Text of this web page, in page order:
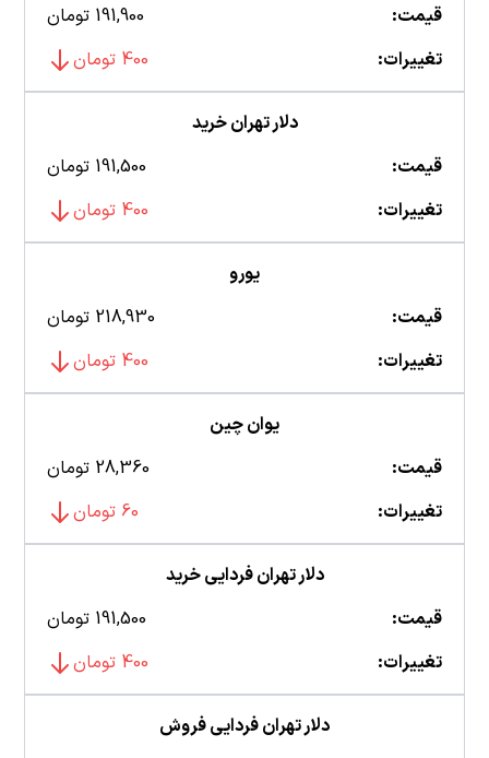
قیمت:
191,900 تومان
تغییرات:
400 تومان
دلار تهران خرید
قیمت:
191,500 تومان
تغییرات:
400 تومان
یورو
قیمت:
218,930 تومان
تغییرات:
400 تومان
یوان چین
قیمت:
28,360 تومان
تغییرات:
60 تومان
دلار تهران فردایی خرید
قیمت:
191,500 تومان
تغییرات:
400 تومان
دلار تهران فردایی فروش